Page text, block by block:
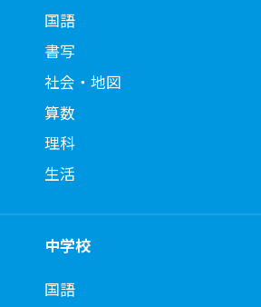
国語
書写
社会・地図
算数
理科
生活
中学校
国語